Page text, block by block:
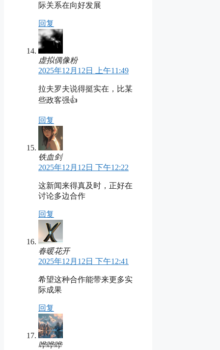
际关系在向好发展
回复
虚拟偶像粉
2025年12月12日 上午11:49
拉夫罗夫说得挺实在，比某
些政客强👍
回复
铁血剑
2025年12月12日 下午12:22
这新闻来得真及时，正好在
讨论多边合作
回复
春暖花开
2025年12月12日 下午12:41
希望这种合作能带来更多实
际成果
回复
哗哗哗